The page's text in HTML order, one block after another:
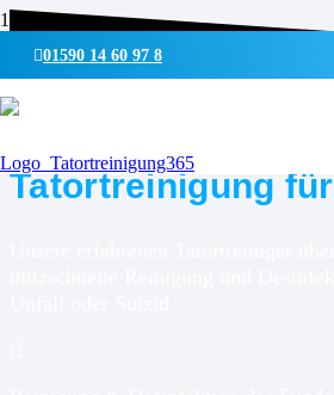
01590 14 60 97 8
Tatortreinigung für